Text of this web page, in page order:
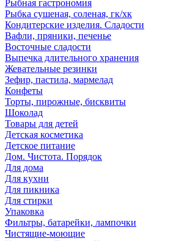
Рыбная гастрономия
Рыбка сушеная, соленая, гк/хк
Кондитерские изделия. Сладости
Вафли, пряники, печенье
Восточные сладости
Выпечка длительного хранения
Жевательные резинки
Зефир, пастила, мармелад
Конфеты
Торты, пирожные, бисквиты
Шоколад
Товары для детей
Детская косметика
Детское питание
Дом. Чистота. Порядок
Для дома
Для кухни
Для пикника
Для стирки
Упаковка
Фильтры, батарейки, лампочки
Чистящие-моющие